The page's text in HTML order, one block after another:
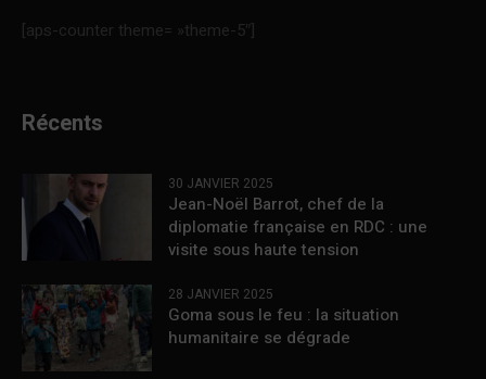
[aps-counter theme= »theme-5″]
Récents
30 JANVIER 2025
Jean-Noël Barrot, chef de la
diplomatie française en RDC : une
visite sous haute tension
28 JANVIER 2025
Goma sous le feu : la situation
humanitaire se dégrade